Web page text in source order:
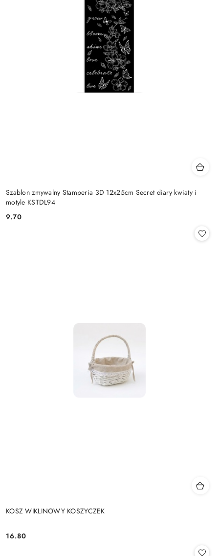
Szablon zmywalny Stamperia 3D 12x25cm Secret diary kwiaty i
motyle KSTDL94
Cena:
9.70
KOSZ WIKLINOWY KOSZYCZEK
Cena:
16.80